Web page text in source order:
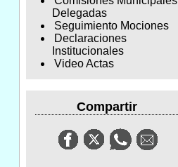
Delegadas
Seguimiento Mociones
Declaraciones
Institucionales
Video Actas
Compartir